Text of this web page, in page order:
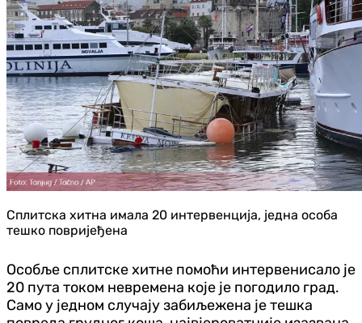
Сплитска хитна имала 20 интервенција, једна особа
тешко повријеђена
Особље сплитске хитне помоћи интервенисало је
20 пута током невремена које је погодило град.
Само у једном случају забиљежена је тешка